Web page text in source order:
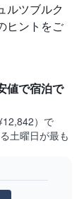
ルツブルク​
ヒントをご
値で宿泊で
）で
土曜日​が最も